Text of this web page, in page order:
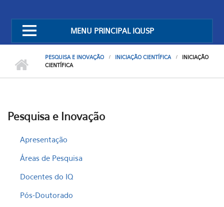
MENU PRINCIPAL IQUSP
PESQUISA E INOVAÇÃO INICIAÇÃO CIENTÍFICA
INICIAÇÃO
CIENTÍFICA
Pesquisa e Inovação
Apresentação
Áreas de Pesquisa
Docentes do IQ
Pós-Doutorado